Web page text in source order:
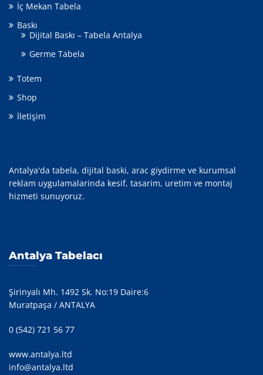
İç Mekan Tabela
Baskı
Dijital Baskı – Tabela Antalya
Germe Tabela
Totem
Shop
İletişim
Antalya'da tabela, dijital baski, arac giydirme ve kurumsal
reklam uygulamalarinda kesif, tasarim, uretim ve montaj
hizmeti sunuyoruz.
Antalya Tabelacı
Şirinyalı Mh. 1492 Sk. No:19 Daire:6
Muratpaşa / ANTALYA
0 (542) 721 56 77
www.antalya.ltd
info@antalya.ltd